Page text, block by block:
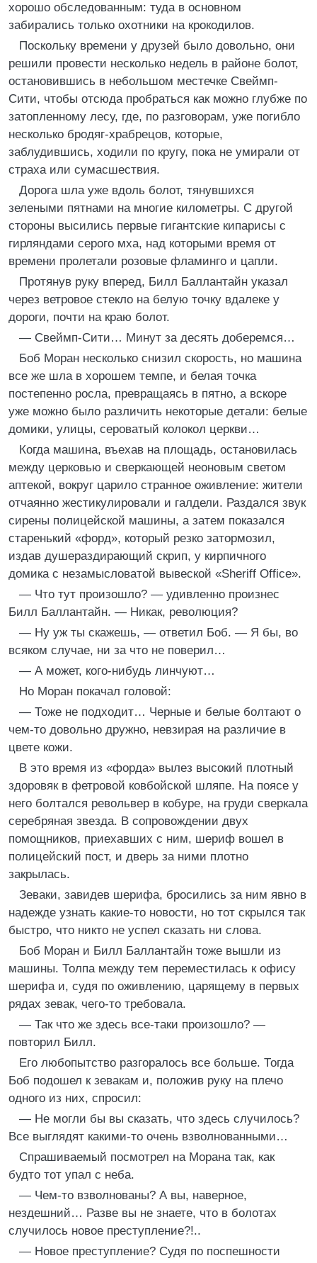
хорошо обследованным: туда в основном
забирались только охотники на крокодилов.
Поскольку времени у друзей было довольно, они
решили провести несколько недель в районе болот,
остановившись в небольшом местечке Свеймп-
Сити, чтобы отсюда пробраться как можно глубже по
затопленному лесу, где, по разговорам, уже погибло
несколько бродяг-храбрецов, которые,
заблудившись, ходили по кругу, пока не умирали от
страха или сумасшествия.
Дорога шла уже вдоль болот, тянувшихся
зелеными пятнами на многие километры. С другой
стороны высились первые гигантские кипарисы с
гирляндами серого мха, над которыми время от
времени пролетали розовые фламинго и цапли.
Протянув руку вперед, Билл Баллантайн указал
через ветровое стекло на белую точку вдалеке у
дороги, почти на краю болот.
— Свеймп-Сити… Минут за десять доберемся…
Боб Моран несколько снизил скорость, но машина
все же шла в хорошем темпе, и белая точка
постепенно росла, превращаясь в пятно, а вскоре
уже можно было различить некоторые детали: белые
домики, улицы, сероватый колокол церкви…
Когда машина, въехав на площадь, остановилась
между церковью и сверкающей неоновым светом
аптекой, вокруг царило странное оживление: жители
отчаянно жестикулировали и галдели. Раздался звук
сирены полицейской машины, а затем показался
старенький «форд», который резко затормозил,
издав душераздирающий скрип, у кирпичного
домика с незамысловатой вывеской «Sheriff Office».
— Что тут произошло? — удивленно произнес
Билл Баллантайн. — Никак, революция?
— Ну уж ты скажешь, — ответил Боб. — Я бы, во
всяком случае, ни за что не поверил…
— А может, кого-нибудь линчуют…
Но Моран покачал головой:
— Тоже не подходит… Черные и белые болтают о
чем-то довольно дружно, невзирая на различие в
цвете кожи.
В это время из «форда» вылез высокий плотный
здоровяк в фетровой ковбойской шляпе. На поясе у
него болтался револьвер в кобуре, на груди сверкала
серебряная звезда. В сопровождении двух
помощников, приехавших с ним, шериф вошел в
полицейский пост, и дверь за ними плотно
закрылась.
Зеваки, завидев шерифа, бросились за ним явно в
надежде узнать какие-то новости, но тот скрылся так
быстро, что никто не успел сказать ни слова.
Боб Моран и Билл Баллантайн тоже вышли из
машины. Толпа между тем переместилась к офису
шерифа и, судя по оживлению, царящему в первых
рядах зевак, чего-то требовала.
— Так что же здесь все-таки произошло? —
повторил Билл.
Его любопытство разгоралось все больше. Тогда
Боб подошел к зевакам и, положив руку на плечо
одного из них, спросил:
— Не могли бы вы сказать, что здесь случилось?
Все выглядят какими-то очень взволнованными…
Спрашиваемый посмотрел на Морана так, как
будто тот упал с неба.
— Чем-то взволнованы? А вы, наверное,
нездешний… Разве вы не знаете, что в болотах
случилось новое преступление?!..
— Новое преступление? Судя по поспешности